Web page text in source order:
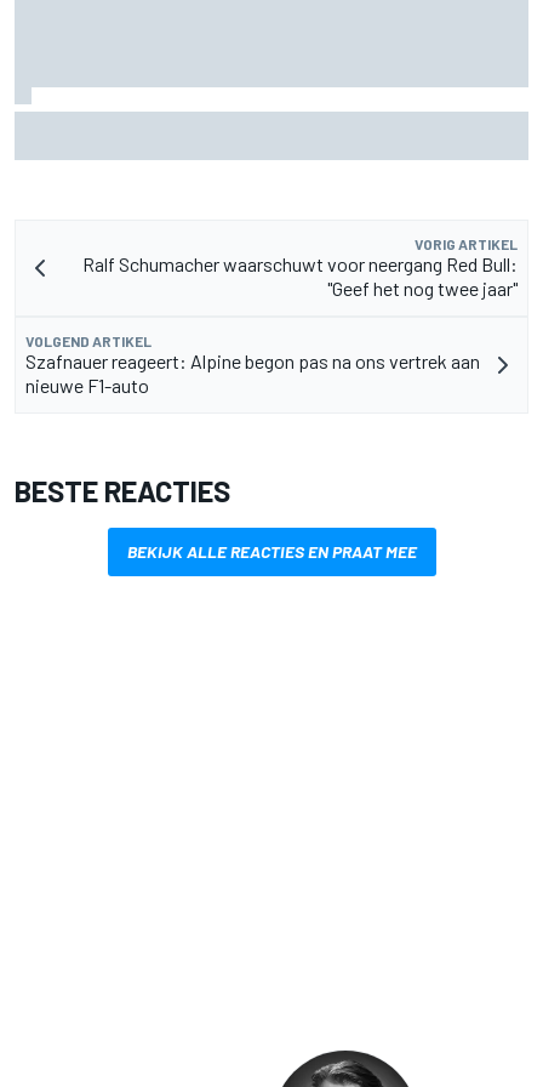
VORIG ARTIKEL
Ralf Schumacher waarschuwt voor neergang Red Bull:
"Geef het nog twee jaar"
VOLGEND ARTIKEL
Szafnauer reageert: Alpine begon pas na ons vertrek aan
nieuwe F1-auto
BESTE REACTIES
BEKIJK ALLE REACTIES EN PRAAT MEE